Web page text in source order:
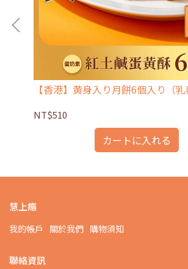
【香港】黄身入り月餅6個入り（乳
NT$510
カートに入れる
慧上癮
我的帳戶 關於我們 購物須知
聯絡資訊